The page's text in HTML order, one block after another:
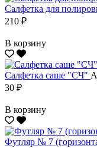
Салфетка для
210 ₽
В корзину
Салфетка саше "CЧ"
30 ₽
В корзину
Футляр № 7